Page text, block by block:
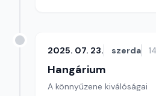
2025. 07. 23. szerda
Hangárium
A könnyűzene kiválóságai